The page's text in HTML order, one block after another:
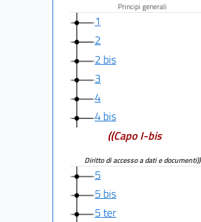
Principi generali
1
2
2 bis
3
4
4 bis
((Capo I-bis
Diritto di accesso a dati e documenti))
5
5 bis
5 ter